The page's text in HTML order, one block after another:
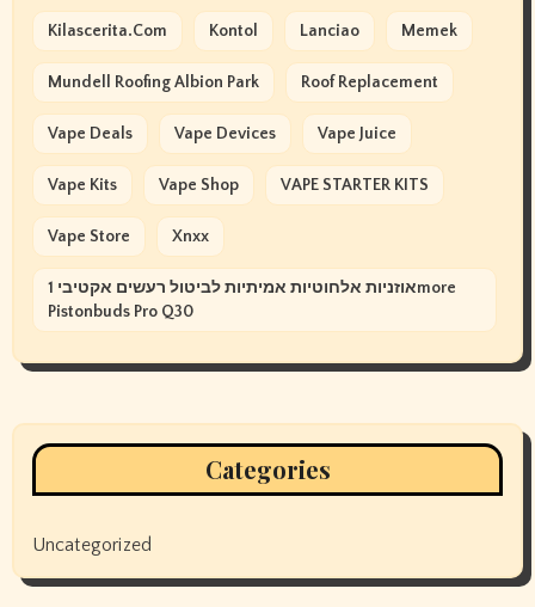
Kilascerita.com Kontol Lanciao Memek
Mundell Roofing Albion Park Roof Replacement
Vape Deals Vape Devices Vape Juice
Vape Kits Vape Shop VAPE STARTER KITS
Vape Store Xnxx
אוזניות אלחוטיות אמיתיות לביטול רעשים אקטיבי 1more
Pistonbuds Pro Q30
Categories
Uncategorized